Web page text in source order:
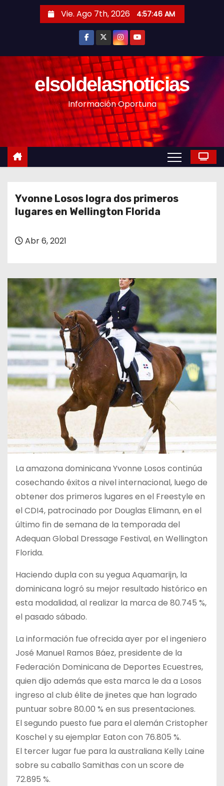
n
Vie. Ago 7th, 2026 4:57:48 AM
elsoldelasnoticias
Información Oportuna
Yvonne Losos logra dos primeros
lugares en Wellington Florida
Abr 6, 2021
La amazona dominicana Yvonne Losos continúa
cosechando éxitos a nivel internacional, luego de
obtener dos primeros lugares en el Freestyle en
el CDI4, patrocinado por Douglas Elimann, en el
último fin de semana de la temporada del
Adequan Global Dressage Festival, en Wellington
Florida.
Haciendo dupla con su yegua Aquamarijn, la
dominicana logró su mejor resultado histórico en
esta modalidad, al realizar la marca de 80.745 %,
el pasado sábado.
La información fue ofrecida ayer por el ingeniero
José Manuel Ramos Báez, presidente de la
Federación Dominicana de Deportes Ecuestres,
quien dijo además que esta marca le da a Losos
ingreso al club élite de jinetes que han logrado
puntuar sobre 80.00 % en sus presentaciones.
El segundo puesto fue para el alemán Cristopher
Koschel y su ejemplar Eaton con 76.805 %.
El tercer lugar fue para la australiana Kelly Laine
sobre su caballo Samithas con un score de
72.895 %.